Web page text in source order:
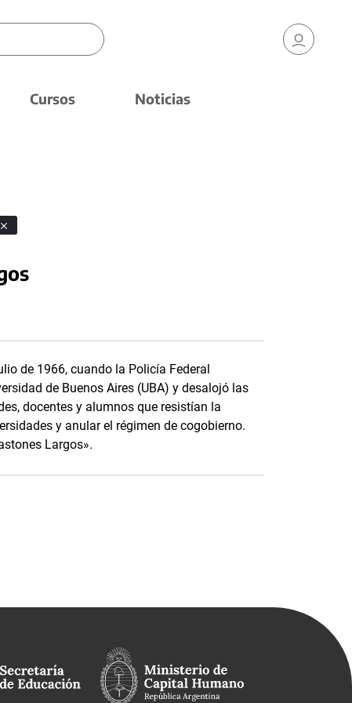
Cursos Noticias
de 1966, cuando la Policía Federal
de Buenos Aires (UBA) y desalojó las
docentes y alumnos que resistían la
y anular el régimen de cogobierno.
Largos».